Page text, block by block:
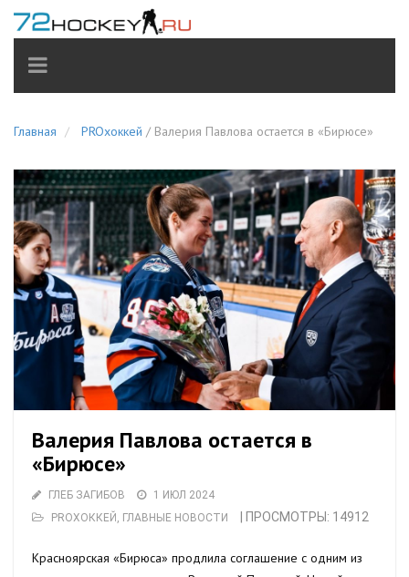
TOGGLE
NAVIGATION
Главная PROхоккей / Валерия Павлова остается в «Бирюсе»
Валерия Павлова остается в
«Бирюсе»
ГЛЕБ ЗАГИБОВ
1 ИЮЛ 2024
PROХОККЕЙ , ГЛАВНЫЕ НОВОСТИ | ПРОСМОТРЫ: 14912
Красноярская «Бирюса» продлила соглашение с одним из